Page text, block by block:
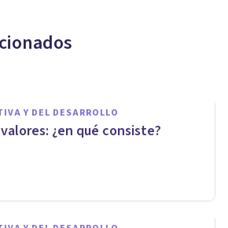
los niños
Y DEL DESARROLLO
¿en qué consiste?